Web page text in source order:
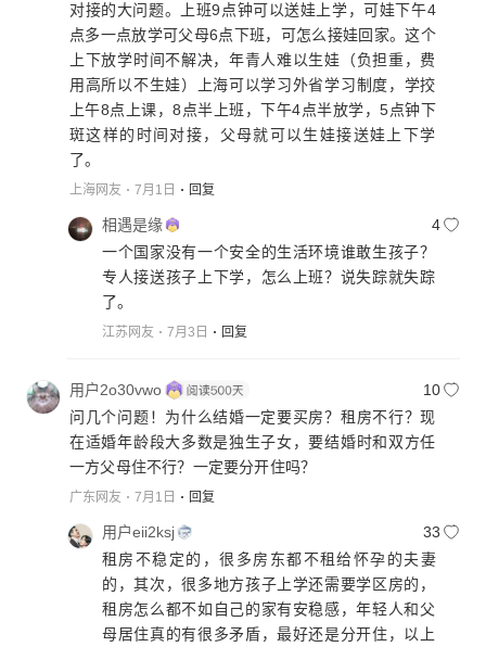
对接的大问题。上班9点钟可以送娃上学，可娃下午4
点多一点放学可父母6点下班，可怎么接娃回家。这个
上下放学时间不解决，年青人难以生娃（负担重，费
用高所以不生娃）上海可以学习外省学习制度，学挍
上午8点上课，8点半上班，下午4点半放学，5点钟下
斑这样的时间对接，父母就可以生娃接送娃上下学
了。
上海网友 7月1日 回复
相遇是缘
4
一个国家没有一个安全的生活环境谁敢生孩子？
专人接送孩子上下学，怎么上班？说失踪就失踪
了。
江苏网友 7月3日 回复
用户2o30vwo
10
问几个问题！为什么结婚一定要买房？租房不行？现
在适婚年龄段大多数是独生子女，要结婚时和双方任
一方父母住不行？一定要分开住吗？
广东网友 7月1日 回复
用户eii2ksj
33
租房不稳定的，很多房东都不租给怀孕的夫妻
的，其次，很多地方孩子上学还需要学区房的，
租房怎么都不如自己的家有安稳感，年轻人和父
母居住真的有很多矛盾，最好还是分开住，以上